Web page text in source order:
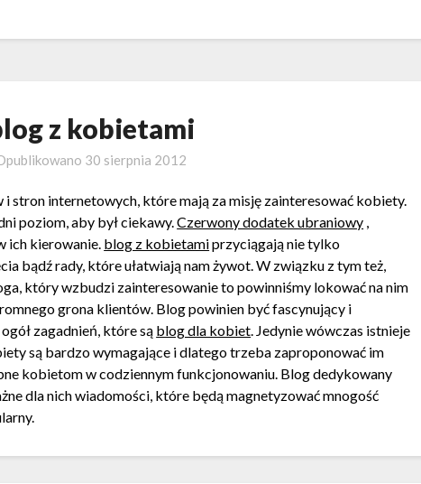
z kobietami
30 sierpnia 2012
stron internetowych, które mają za misję zainteresować kobiety.
poziom, aby był ciekawy.Czerwony dodatek ubraniowy ,
ich kierowanie. blog z kobietamiprzyciągają nie tylko
bądź rady, które ułatwiają nam żywot. W związku z tym też,
który wzbudzi zainteresowanie to powinniśmy lokować na nim
grona klientów. Blog powinien być fascynujący i
zagadnień, które są blog dla kobiet. Jedynie wówczas istnieje
są bardzo wymagające i dlatego trzeba zaproponować im
kobietom w codziennym funkcjonowaniu. Blog dedykowany
dla nich wiadomości, które będą magnetyzować mnogość